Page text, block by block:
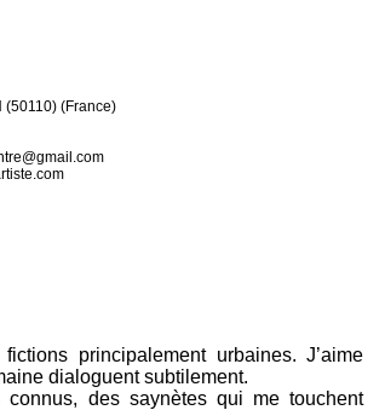
(50110) (France)
principalement urbaines. J’aime
dialoguent subtilement.
des saynètes qui me touchent